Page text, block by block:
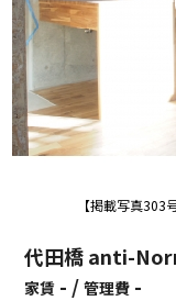
【掲載写真303
代田橋 anti-
家賃 - /管理費 -